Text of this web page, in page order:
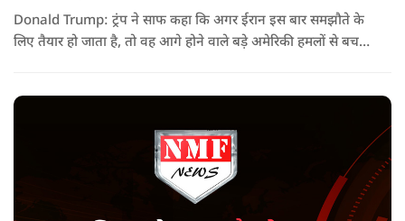
Donald Trump: ट्रंप ने साफ कहा कि अगर ईरान इस बार समझौते के
लिए तैयार हो जाता है, तो वह आगे होने वाले बड़े अमेरिकी हमलों से बच